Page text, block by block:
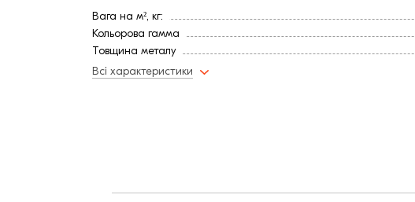
Вага на м², кг:
Кольорова гамма
Товщина металу
Мінімальний кут нахилу
Всі характеристики